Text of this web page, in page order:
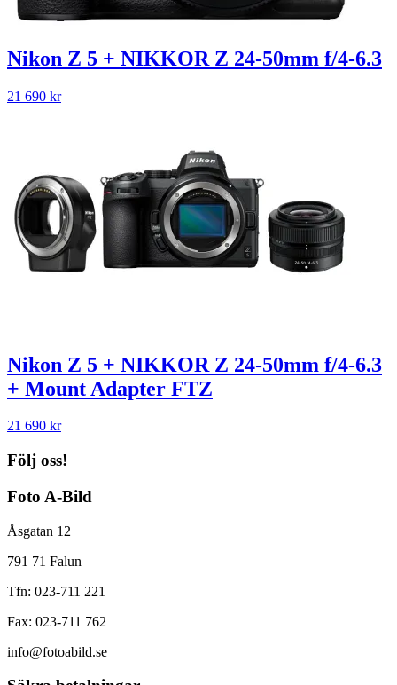
Nikon Z 5 + NIKKOR Z 24-50mm f/4-6.3
21 690 kr
Nikon Z 5 + NIKKOR Z 24-50mm f/4-6.3
+ Mount Adapter FTZ
21 690 kr
Följ oss!
Foto A-Bild
Åsgatan 12
791 71 Falun
Tfn: 023-711 221
Fax: 023-711 762
info@fotoabild.se